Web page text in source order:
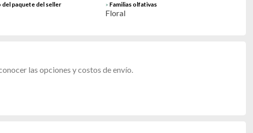
del paquete del seller > Familias olfativas
Floral
las opciones y costos de envío.